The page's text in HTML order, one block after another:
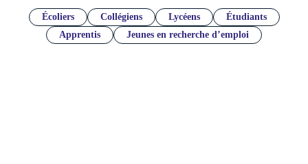
Écoliers Collégiens Lycéens
Étudiants
Apprentis
Jeunes en recherche d’emploi